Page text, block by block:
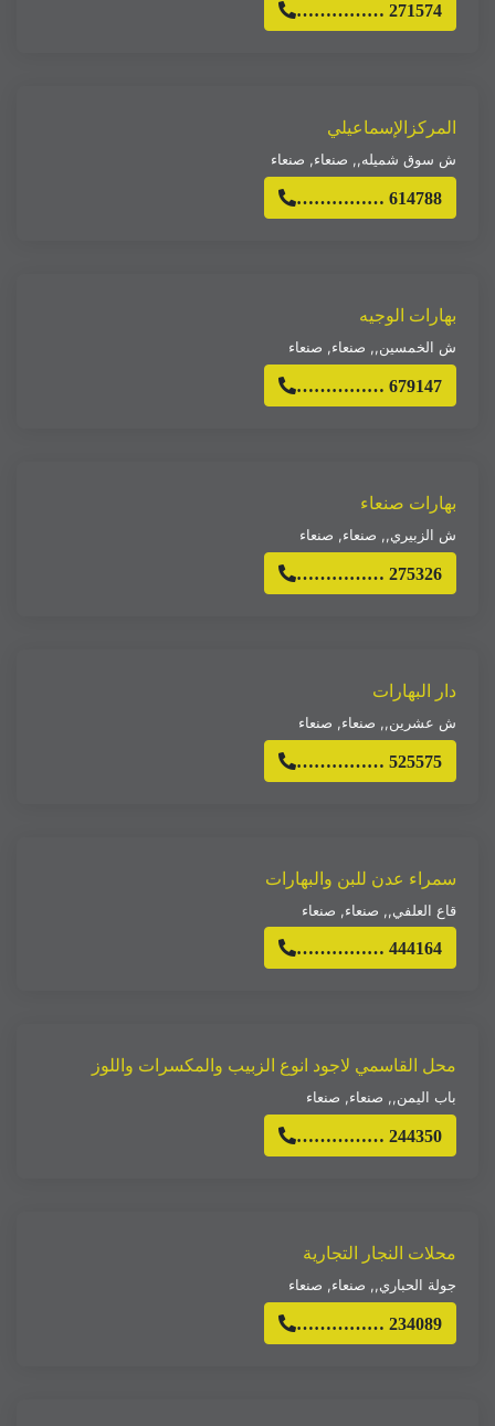
…………… 271574
المركزالإسماعيلي
ش سوق شميله,, صنعاء, صنعاء
…………… 614788
بهارات الوجيه
ش الخمسين,, صنعاء, صنعاء
…………… 679147
بهارات صنعاء
ش الزبيري,, صنعاء, صنعاء
…………… 275326
دار البهارات
ش عشرين,, صنعاء, صنعاء
…………… 525575
سمراء عدن للبن والبهارات
قاع العلفي,, صنعاء, صنعاء
…………… 444164
محل القاسمي لاجود انوع الزبيب والمكسرات واللوز
باب اليمن,, صنعاء, صنعاء
…………… 244350
محلات النجار التجارية
جولة الحباري,, صنعاء, صنعاء
…………… 234089